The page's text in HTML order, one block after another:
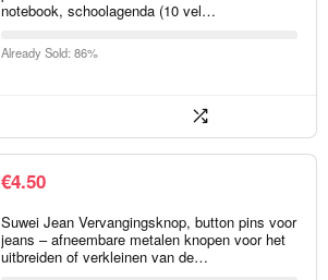
notebook, schoolagenda (10 vel…
Already Sold: 86%
€4.50
Suwei Jean Vervangingsknop, button pins voor
jeans – afneembare metalen knopen voor het
uitbreiden of verkleinen van de…